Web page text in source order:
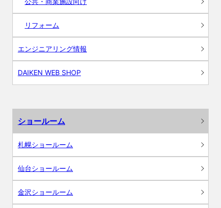
リフォーム
エンジニアリング情報
DAIKEN WEB SHOP
ショールーム
札幌ショールーム
仙台ショールーム
金沢ショールーム